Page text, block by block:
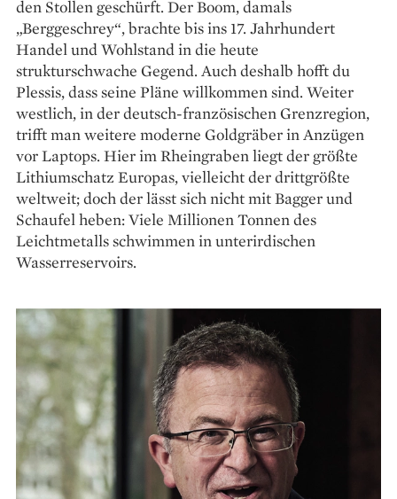
den Stollen geschürft. Der Boom, damals
„Berggeschrey“, brachte bis ins 17. Jahrhundert
Handel und Wohlstand in die heute
strukturschwache Gegend. Auch deshalb hofft du
Plessis, dass seine Pläne willkommen sind. Weiter
westlich, in der deutsch-französischen Grenzregion,
trifft man weitere moderne Goldgräber in An­zügen
vor Laptops. Hier im Rheingraben liegt der größte
Lithiumschatz Europas, vielleicht der drittgrößte
weltweit; doch der lässt sich nicht mit Bagger und
Schaufel heben: Viele Millionen Tonnen des
Leichtmetalls schwimmen in unter­irdischen
Wasserreservoirs.